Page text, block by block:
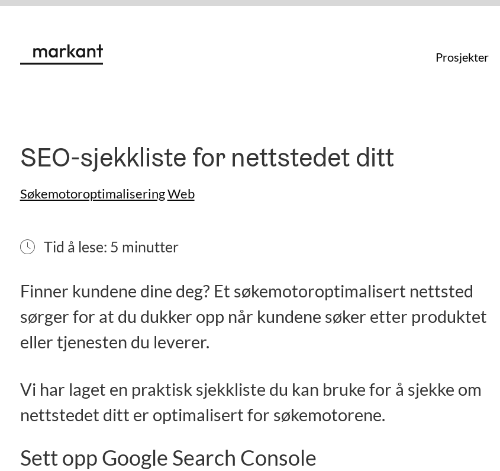
Prosjekter
SEO-sjekkliste for nettstedet ditt
SøkemotoroptimaliseringWeb
Tid å lese: 5 minutter
Finner kundene dine deg? Et søkemotoroptimalisert nettsted
sørger for at du dukker opp når kundene søker etter produktet
eller tjenesten du leverer.
Vi har laget en praktisk sjekkliste du kan bruke for å sjekke om
nettstedet ditt er optimalisert for søkemotorene.
Sett opp Google Search Console